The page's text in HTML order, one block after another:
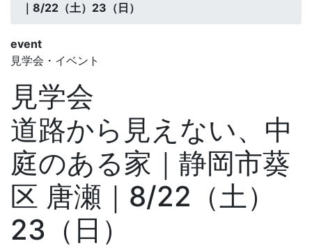
｜8/22（土）23（日）
event
見学会・イベント
見学会
道路から見えない、中
庭のある家｜静岡市葵
区 唐瀬｜8/22（土）
23（日）